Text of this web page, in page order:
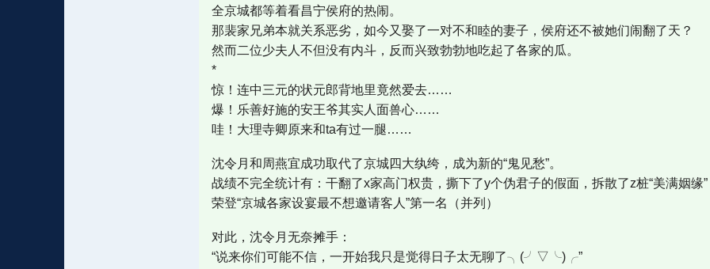
全京城都等着看昌宁侯府的热闹。
那裴家兄弟本就关系恶劣，如今又娶了一对不和睦的妻子，侯府还不被她们闹翻了天？
然而二位少夫人不但没有内斗，反而兴致勃勃地吃起了各家的瓜。
*
惊！连中三元的状元郎背地里竟然爱去……
爆！乐善好施的安王爷其实人面兽心……
哇！大理寺卿原来和ta有过一腿……
沈令月和周燕宜成功取代了京城四大纨绔，成为新的“鬼见愁”。
战绩不完全统计有：干翻了x家高门权贵，撕下了y个伪君子的假面，拆散了z桩“美满姻缘”
荣登“京城各家设宴最不想邀请客人”第一名（并列）
对此，沈令月无奈摊手：
“说来你们可能不信，一开始我只是觉得日子太无聊了╮(╯▽╰)╭”